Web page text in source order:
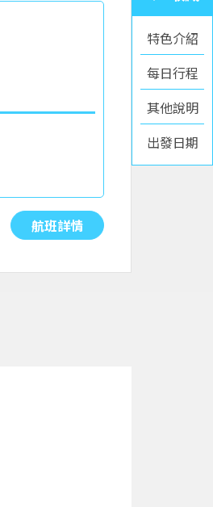
特色介紹
每日行程
其他說明
出發日期
航班詳情